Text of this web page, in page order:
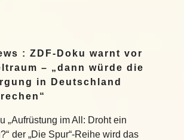
: ZDF-Doku warnt vor
– „dann würde die
in Deutschland
„Aufrüstung im All: Droht ein
der „Die Spur“-Reihe wird das